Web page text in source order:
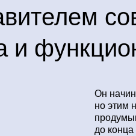
и
Он
но этим
до